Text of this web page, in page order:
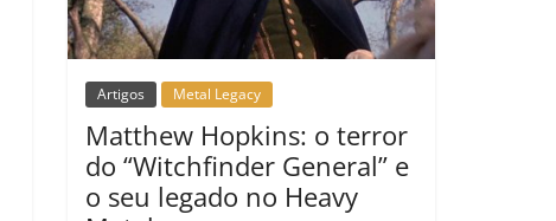
Artigos Metal Legacy
Matthew Hopkins: o terror
do “Witchfinder General” e
o seu legado no Heavy